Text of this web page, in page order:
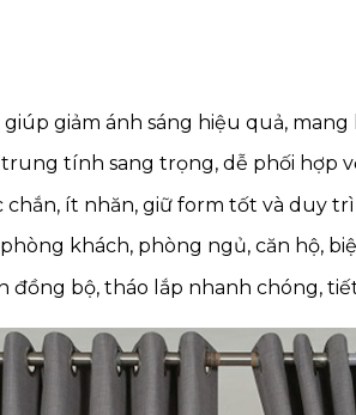
giảm ánh sáng hiệu quả,
tính sang trọng, dễ phối hợp
chắn, ít nhăn, giữ form tốt và duy
khách, phòng ngủ, căn hộ,
đồng bộ, tháo lắp nhanh chóng,